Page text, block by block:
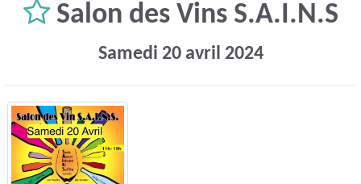
Salon des Vins S.A.I.N.S
Samedi 20 avril 2024